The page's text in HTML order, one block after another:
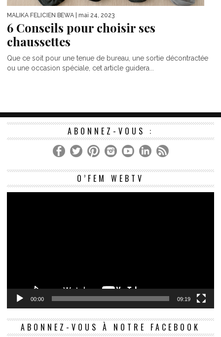
MALIKA FELICIEN BEWA | mai 24, 2023
6 Conseils pour choisir ses
chaussettes
Que ce soit pour une tenue de bureau, une sortie décontractée
ou une occasion spéciale, cet article guidera...
ABONNEZ-VOUS :
O’FEM WEBTV
00:00 09:19
ABONNEZ-VOUS À NOTRE FACEBOOK